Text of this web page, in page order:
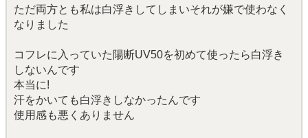
ただ両方とも私は白浮きしてしまいそれが嫌で使わなく
なりました
コフレに入っていた陽断UV50を初めて使ったら白浮き
しないんです
本当に!
汗をかいても白浮きしなかったんです
使用感も悪くありません